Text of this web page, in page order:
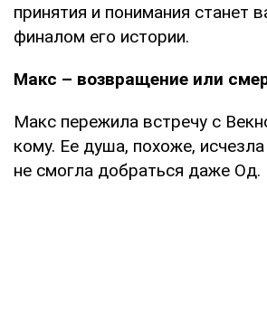
принятия и понимания станет
финалом его истории.
Макс – возвращение или
Макс пережила встречу с
кому. Ее душа, похоже, исчезла
не смогла добраться даже Од.